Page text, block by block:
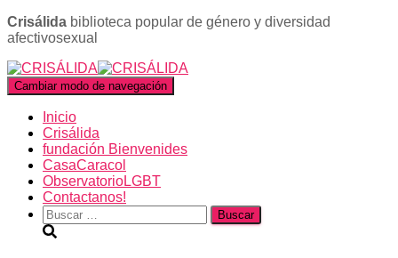
Crisálida biblioteca popular de género y diversidad
afectivosexual
Cambiar modo de navegación
Inicio
Crisálida
fundación Bienvenides
CasaCaracol
ObservatorioLGBT
Contactanos!
Buscar: